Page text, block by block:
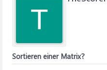
T
Sortieren einer Matrix?